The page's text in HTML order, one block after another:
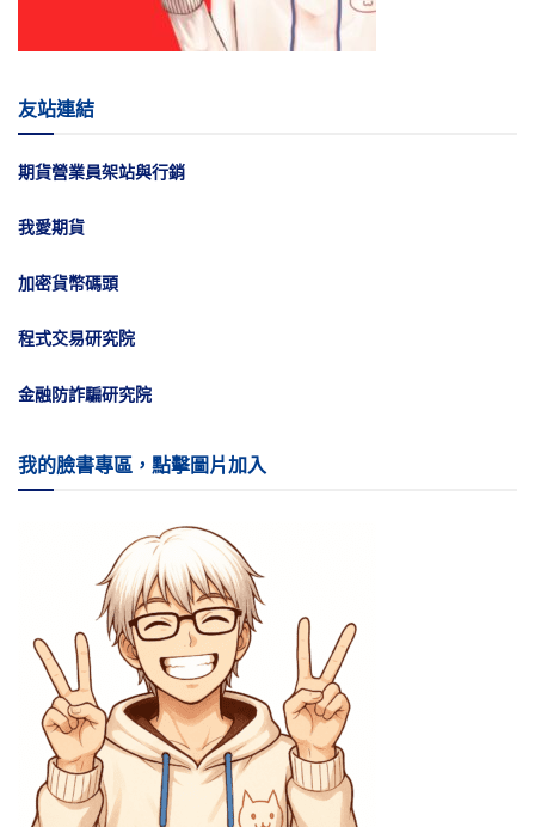
友站連結
期貨營業員架站與行銷
我愛期貨
加密貨幣碼頭
程式交易研究院
金融防詐騙研究院
我的臉書專區，點擊圖片加入